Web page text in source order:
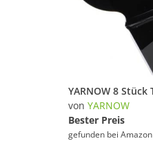
von YARNOW
Bester Preis
gefunden bei Amazon